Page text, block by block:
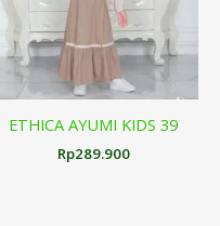
ETHICA AYUMI KIDS 39
Rp289.900